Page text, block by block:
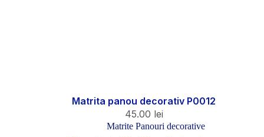
Matrita panou decorativ P0012
45.00 lei
Matrite Panouri decorative